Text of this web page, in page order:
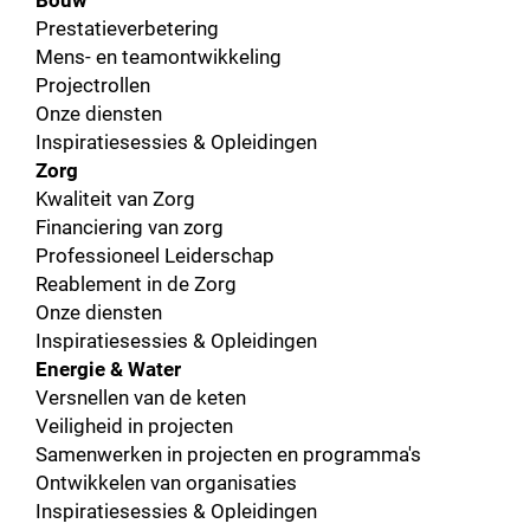
Prestatieverbetering
Mens- en teamontwikkeling
Projectrollen
Onze diensten
Inspiratiesessies & Opleidingen
Zorg
Kwaliteit van Zorg
Financiering van zorg
Professioneel Leiderschap
Reablement in de Zorg
Onze diensten
Inspiratiesessies & Opleidingen
Energie & Water
Versnellen van de keten
Veiligheid in projecten
Samenwerken in projecten en programma's
Ontwikkelen van organisaties
Inspiratiesessies & Opleidingen